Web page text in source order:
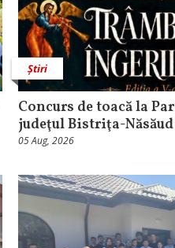
Știri
​Concurs de toacă la
judeţul Bistriţa-Năsăud
05 Aug, 2026